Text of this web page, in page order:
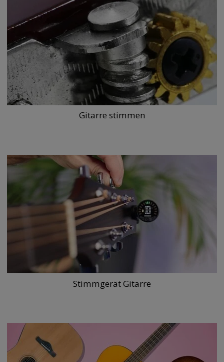
Gitarre stimmen
Stimmgerät Gitarre